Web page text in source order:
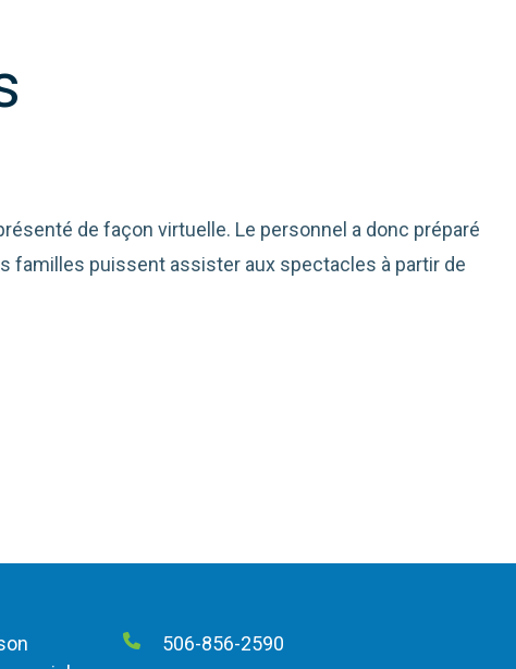
de façon virtuelle. Le personnel a donc préparé
familles puissent assister aux spectacles à partir de
506-856-2590